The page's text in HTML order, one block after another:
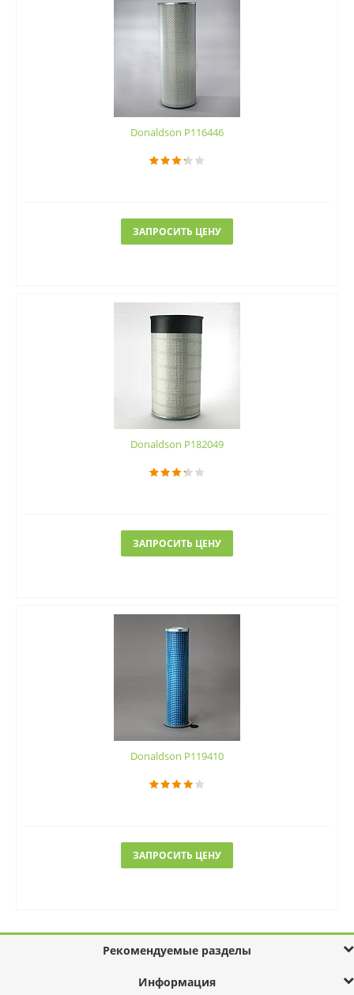
Donaldson P116446
ЗАПРОСИТЬ ЦЕНУ
Donaldson P182049
ЗАПРОСИТЬ ЦЕНУ
Donaldson P119410
ЗАПРОСИТЬ ЦЕНУ
Рекомендуемые разделы
Информация